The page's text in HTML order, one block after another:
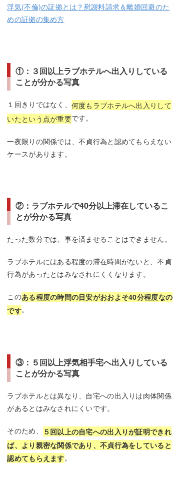
浮気(不倫)の証拠とは？慰謝料請求＆離婚回避のた
めの証拠の集め方
①：３回以上ラブホテルへ出入りしている
ことが分かる写真
１回きりではなく、 何度もラブホテルへ出入りして
いたという点が重要です。
一夜限りの関係では、不貞行為と認めてもらえない
ケースがあります。
②：ラブホテルで40分以上滞在しているこ
とが分かる写真
たった数分では、事を済ませることはできません。
ラブホテルにはある程度の滞在時間がないと、不貞
行為があったとはみなされにくくなります。
このある程度の時間の目安がおおよそ40分程度なの
です。
③：５回以上浮気相手宅へ出入りしている
ことが分かる写真
ラブホテルとは異なり、自宅への出入りは肉体関係
があるとはみなされにくいです。
そのため、
５回以上の自宅への出入りが証明できれ
ば、より親密な関係であり、不貞行為をしていると
認めてもらえます。